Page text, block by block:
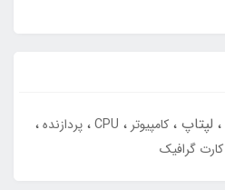
لپتاپ کامپیوتر CPU پردازنده
کارت گرافیک